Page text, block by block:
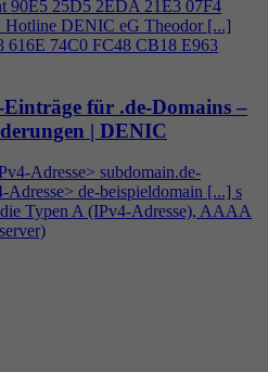
90E5 25D5 2EDA 21E3 07F4
DENIC eG Theodor [...]
74C0 FC48 CB18 E963
für .de-Domains –
| DENIC
4-Adresse> subdomain.de-
-Adresse> de-beispieldomain [...] s
Typen A (IPv4-Adresse), AAAA